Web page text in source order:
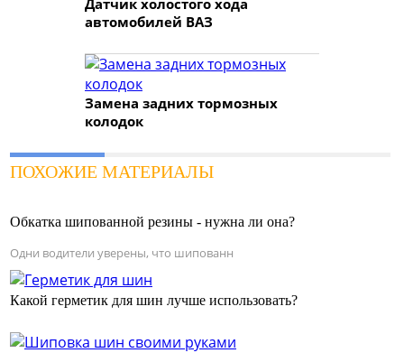
автомобилей ВАЗ
Замена задних тормозных
колодок
ПОХОЖИЕ МАТЕРИАЛЫ
Обкатка шипованной резины - нужна ли она?
Одни водители уверены, что шипованн
Какой герметик для шин лучше использовать?